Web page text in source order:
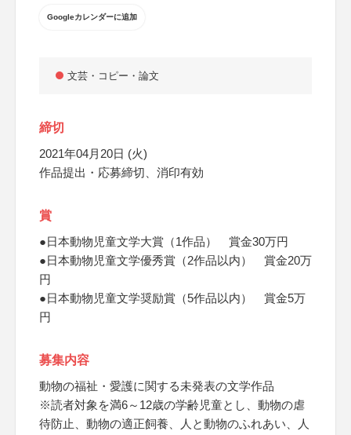
Googleカレンダーに追加
文芸・コピー・論文
締切
2021年04月20日 (火)
作品提出・応募締切、消印有効
賞
●日本動物児童文学大賞（1作品） 賞金30万円
●日本動物児童文学優秀賞（2作品以内） 賞金20万
円
●日本動物児童文学奨励賞（5作品以内） 賞金5万
円
募集内容
動物の福祉・愛護に関する未発表の文学作品
※読者対象を満6～12歳の学齢児童とし、動物の虐
待防止、動物の適正飼養、人と動物のふれあい、人